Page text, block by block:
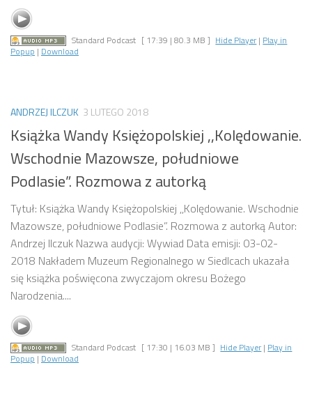
Standard Podcast [ 17:39 | 80.3 MB ] Hide Player | Play in
Popup | Download
ANDRZEJ ILCZUK 3 LUTEGO 2018
Książka Wandy Księżopolskiej ,,Kolędowanie.
Wschodnie Mazowsze, południowe
Podlasie”. Rozmowa z autorką
Tytuł: Książka Wandy Księżopolskiej ,,Kolędowanie. Wschodnie
Mazowsze, południowe Podlasie”. Rozmowa z autorką Autor:
Andrzej Ilczuk Nazwa audycji: Wywiad Data emisji: 03-02-
2018 Nakładem Muzeum Regionalnego w Siedlcach ukazała
się książka poświęcona zwyczajom okresu Bożego
Narodzenia....
Standard Podcast [ 17:30 | 16.03 MB ] Hide Player | Play in
Popup | Download